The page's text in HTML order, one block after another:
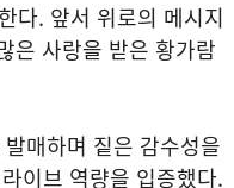
다. 앞서 위로의 메시지
은 사랑을 받은 황가람
매하며 짙은 감수성을
이브 역량을 입증했다.